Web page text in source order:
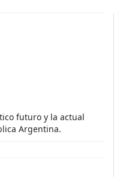
futuro y la actual
Argentina.